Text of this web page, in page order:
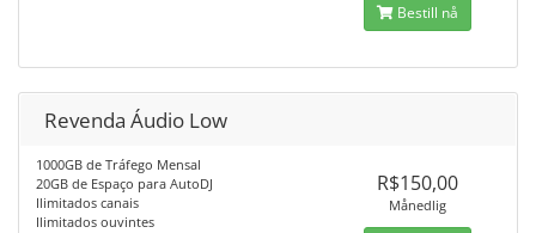
Bestill nå
Revenda Áudio Low
1000GB de Tráfego Mensal
20GB de Espaço para AutoDJ
Ilimitados canais
Ilimitados ouvintes
R$150,00
Månedlig